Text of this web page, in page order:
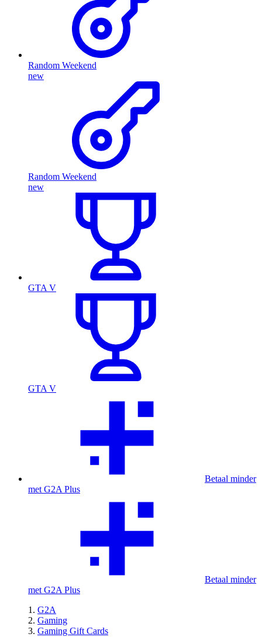
Random Weekend
new
Random Weekend
new
GTA V
GTA V
Betaal minder
met G2A Plus
Betaal minder
met G2A Plus
G2A
Gaming
Gaming Gift Cards